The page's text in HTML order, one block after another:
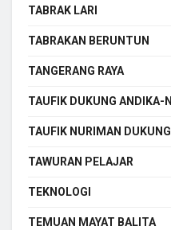
TABRAK LARI
TABRAKAN BERUNTUN
TANGERANG RAYA
TAUFIK DUKUNG ANDIKA-
TAUFIK NURIMAN
TAWURAN PELAJAR
TEKNOLOGI
TEMUAN MAYAT BALITA